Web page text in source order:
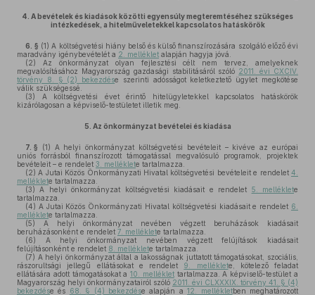
4. A bevételek és kiadások közötti egyensúly megteremtéséhez szükséges
intézkedések, a hitelműveletekkel kapcsolatos hatáskörök
6. § (1) A költségvetési hiány belső és külső finanszírozására szolgáló előző évi
maradvány igénybevételét a 2. melléklet alapján hagyja jóvá.
(2) Az önkormányzat olyan fejlesztési célt nem tervez, amelyeknek
megvalósításához Magyarország gazdasági stabilitásáról szóló 2011. évi CXCIV.
törvény 8. § (2) bekezdése szerinti adósságot keletkeztető ügylet megkötése
válik szükségessé.
(3) A költségvetési évet érintő hitelügyletekkel kapcsolatos hatáskörök
kizárólagosan a képviselő-testületet illetik meg.
5. Az önkormányzat bevételei és kiadása
7. § (1) A helyi önkormányzat költségvetési bevételeit – kivéve az európai
uniós forrásból finanszírozott támogatással megvalósuló programok, projektek
bevételeit – e rendelet 3. melléklete tartalmazza.
(2) A Jutai Közös Önkormányzati Hivatal költségvetési bevételeit e rendelet 4.
melléklete tartalmazza.
(3) A helyi önkormányzat költségvetési kiadásait e rendelet 5. melléklete
tartalmazza.
(4) A Jutai Közös Önkormányzati Hivatal költségvetési kiadásait e rendelet 6.
melléklete tartalmazza.
(5) A helyi önkormányzat nevében végzett beruházások kiadásait
beruházásonként e rendelet 7. melléklete tartalmazza.
(6) A helyi önkormányzat nevében végzett felújítások kiadásait
felújításonként e rendelet 8. melléklete tartalmazza.
(7) A helyi önkormányzat által a lakosságnak juttatott támogatásokat, szociális,
rászorultsági jellegű ellátásokat e rendelet 9. melléklete, kötelező feladat
ellátására adott támogatásokat a10. melléklettartalmazza. A képviselő-testület a
Magyarország helyi önkormányzatairól szóló 2011. évi CLXXXIX. törvény 41. § (4)
bekezdése és 68. § (4) bekezdése alapján a12. mellékletben meghatározott